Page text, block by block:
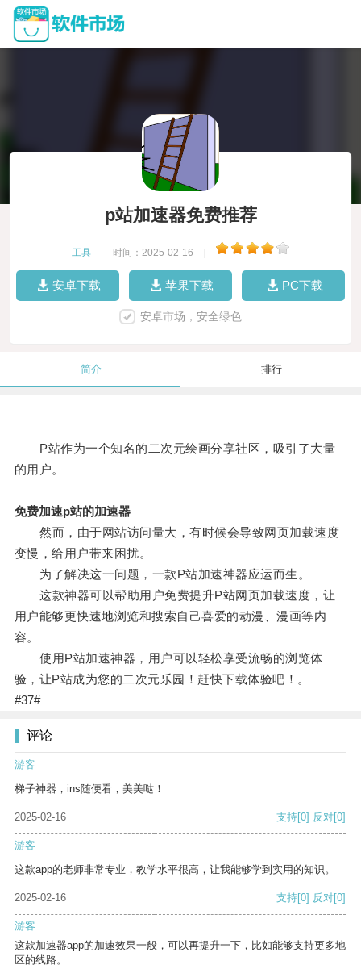
p站加速器免费推荐
工具 时间：2025-02-16
安卓下载 苹果下载 PC下载
安卓市场，安全绿色
简介 排行
P站作为一个知名的二次元绘画分享社区，吸引了大量
的用户。
免费加速p站的加速器
然而，由于网站访问量大，有时候会导致网页加载速度
变慢，给用户带来困扰。
为了解决这一问题，一款P站加速神器应运而生。
这款神器可以帮助用户免费提升P站网页加载速度，让
用户能够更快速地浏览和搜索自己喜爱的动漫、漫画等内
容。
使用P站加速神器，用户可以轻松享受流畅的浏览体
验，让P站成为您的二次元乐园！赶快下载体验吧！。
#37#
评论
游客
梯子神器，ins随便看，美美哒！
2025-02-16 支持[0] 反对[0]
游客
这款app的老师非常专业，教学水平很高，让我能够学到实用的知识。
2025-02-16 支持[0] 反对[0]
游客
这款加速器app的加速效果一般，可以再提升一下，比如能够支持更多地
区的线路。